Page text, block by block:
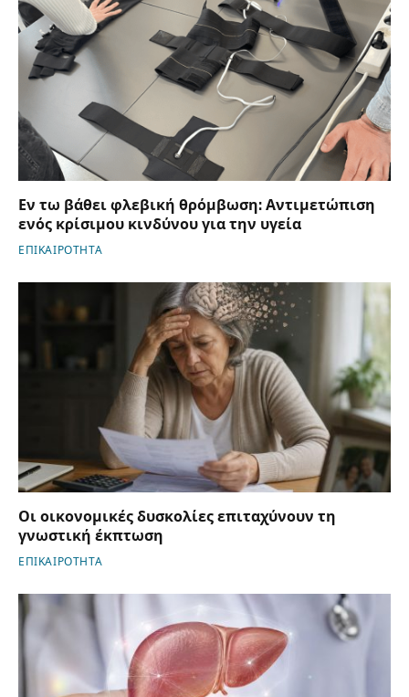
Εν τω βάθει φλεβική θρόμβωση: Αντιμετώπιση
ενός κρίσιμου κινδύνου για την υγεία
ΕΠΙΚΑΙΡΟΤΗΤΑ
Οι οικονομικές δυσκολίες επιταχύνουν τη
γνωστική έκπτωση
ΕΠΙΚΑΙΡΟΤΗΤΑ